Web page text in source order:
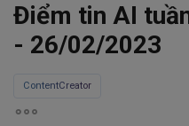
Điểm tin AI
- 26/02/2023
ContentCreator